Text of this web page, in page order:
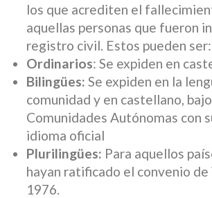
los que acrediten el
aquellas personas que fueron
registro civil. Estos pueden ser:
Ordinarios: Se expiden en
Bilingües: Se expiden en la
comunidad y en castellano,
Comunidades Autónomas con
idioma oficial
Plurilingües: Para aquellos
hayan ratificado el convenio de
1976.